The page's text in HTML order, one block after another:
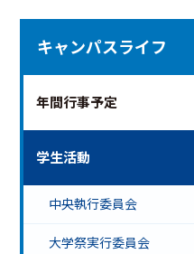
キャンパスライフ
年間行事予定
学生活動
中央執行委員会
大学祭実行委員会